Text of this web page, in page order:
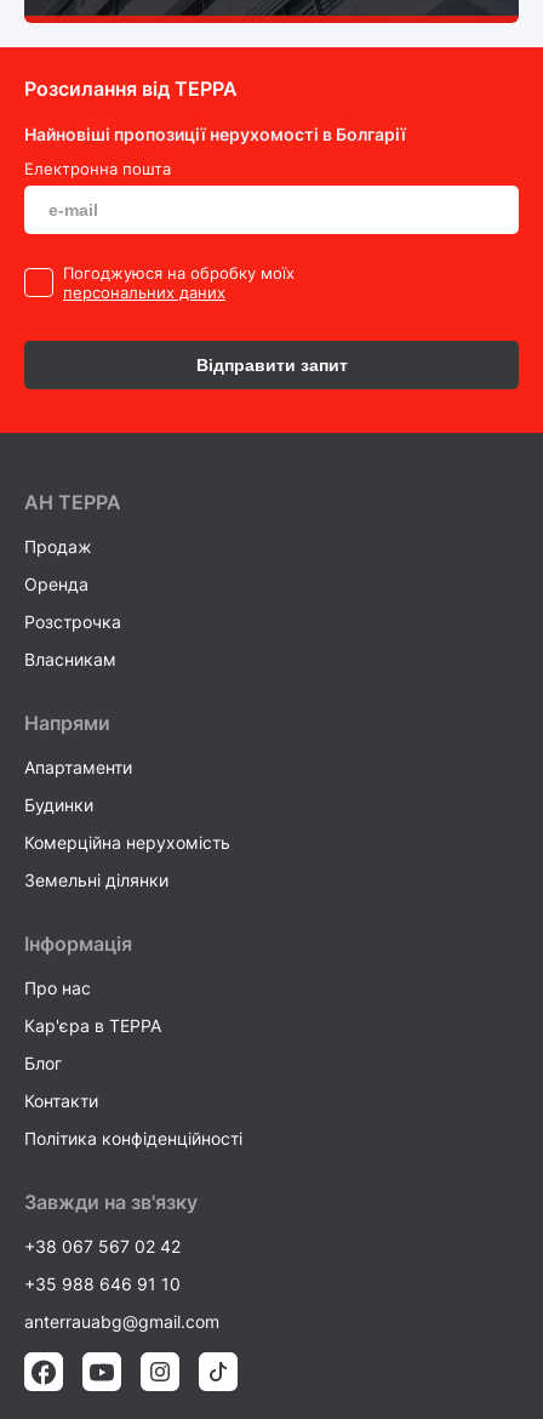
Розсилання від ТEPPA
Найновіші пропозиції нерухомості в Болгарії
Електронна пошта
Погоджуюся на обробку моїх
персональних даних
Відправити запит
AH ТEPPA
Продаж
Оренда
Розстрочка
Власникам
Напрями
Апартаменти
Будинки
Комерційна нерухомість
Земельні ділянки
Інформація
Про нас
Кар'єра в TEPPA
Блог
Контакти
Політика конфіденційності
Завжди на зв'язку
+38 067 567 02 42
+35 988 646 91 10
anterrauabg@gmail.com